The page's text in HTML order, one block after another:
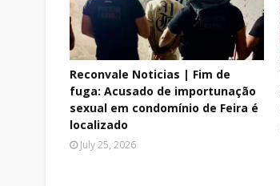
Reconvale Noticias | Fim de
fuga: Acusado de importunação
sexual em condomínio de Feira é
localizado
July 25, 2026